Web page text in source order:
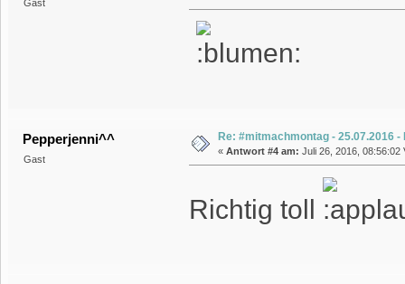
Gast
Pepperjenni^^
Gast
Re: #mitmachmontag - 25.07.2016 -
« Antwort #4 am: Juli 26, 2016, 08:56:02
Richtig toll